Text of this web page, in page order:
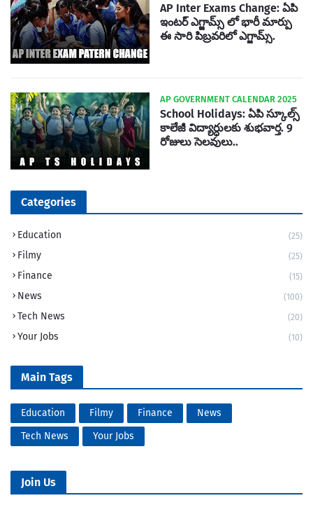
AP Inter Exams Change: ఏపి
ఇంటర్ ఎగ్జామ్స్ లో భారీ మార్పు
ఈ సారి పిబ్రవరిలో ఎగ్జామ్స్.
AP GOVERNMENT CALENDAR 2025
School Holidays: ఏపి స్కూల్స్
కాలేజీ విద్యార్ధులకు శుభవార్త. 9
రోజులు సెలవులు..
Categories
Education (25)
Filmy (25)
Finance (15)
News (100)
Tech News (20)
Your Jobs (10)
Main Tags
Education Filmy Finance
News
Tech News
Your Jobs
Join Us